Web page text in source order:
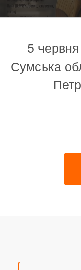
5
Сумська